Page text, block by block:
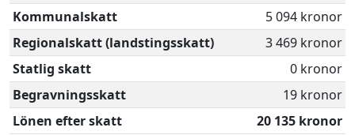
Kommunalskatt
5 094 kronor
Regionalskatt (landstingsskatt)
3 469 kronor
Statlig skatt
0 kronor
Begravningsskatt
19 kronor
Lönen efter skatt
20 135 kronor